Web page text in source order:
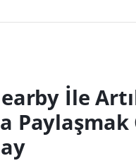
İle
Paylaşmak